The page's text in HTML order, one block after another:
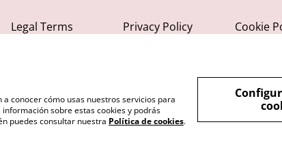
Legal Terms Privacy Policy Cookie
conocer cómo usas nuestros servicios para
sobre estas cookies y podrás
puedes consultar nuestra Política de cookies.